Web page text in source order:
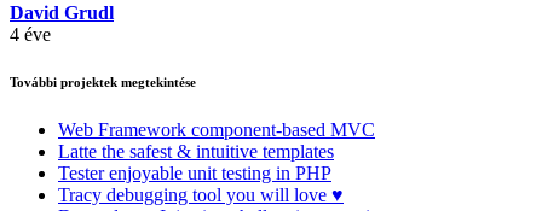
David Grudl
4 éve
További projektek megtekintése
Web Framework component-based MVC
Latte the safest & intuitive templates
Testerenjoyable unit testing in PHP
Tracy debugging tool you will love ♥